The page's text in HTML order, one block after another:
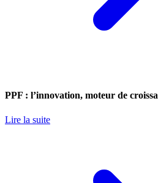
PPF : l’innovation, moteur de
Lire la suite